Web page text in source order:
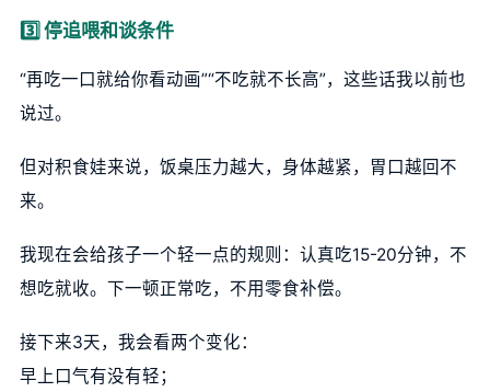
3️⃣ 停追喂和谈条件
“再吃一口就给你看动画”“不吃就不长高”，这些话我以前也
说过。
但对积食娃来说，饭桌压力越大，身体越紧，胃口越回不
来。
我现在会给孩子一个轻一点的规则：认真吃15-20分钟，不
想吃就收。下一顿正常吃，不用零食补偿。
接下来3天，我会看两个变化：
早上口气有没有轻；